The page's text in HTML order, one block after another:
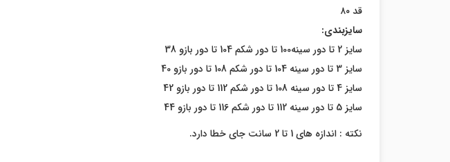
قد ۸۰
سایزبندی:
سایز 2 تا دور سینه100 تا دور شکم 104 تا دور بازو 38
سایز 3 تا دور سینه 104 تا دور شکم 108 تا دور بازو 40
سایز 4 تا دور سینه 108 تا دور شکم 112 تا دور بازو 42
سایز 5 تا دور سینه 112 تا دور شکم 116 تا دور بازو 44
نکته : اندازه های 1 تا 2 سانت جای خطا دارد.